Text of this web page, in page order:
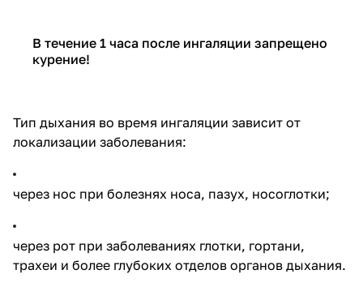
В течение 1 часа после ингаляции запрещено
курение!
Тип дыхания во время ингаляции зависит от
локализации заболевания:
через нос при болезнях носа, пазух, носоглотки;
через рот при заболеваниях глотки, гортани,
трахеи и более глубоких отделов органов дыхания.